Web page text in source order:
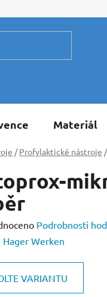
Materiál
/ Profylaktické nástroje /
Podrobnosti
Hager Werken
VARIANTU